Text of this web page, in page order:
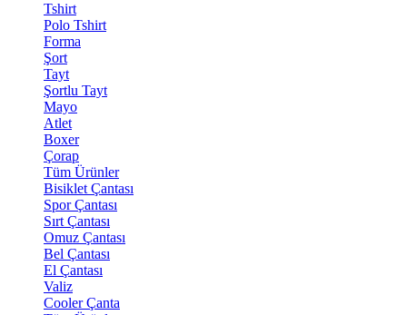
Tshirt
Polo Tshirt
Forma
Şort
Tayt
Şortlu Tayt
Mayo
Atlet
Boxer
Çorap
Tüm Ürünler
Bisiklet Çantası
Spor Çantası
Sırt Çantası
Omuz Çantası
Bel Çantası
El Çantası
Valiz
Cooler Çanta